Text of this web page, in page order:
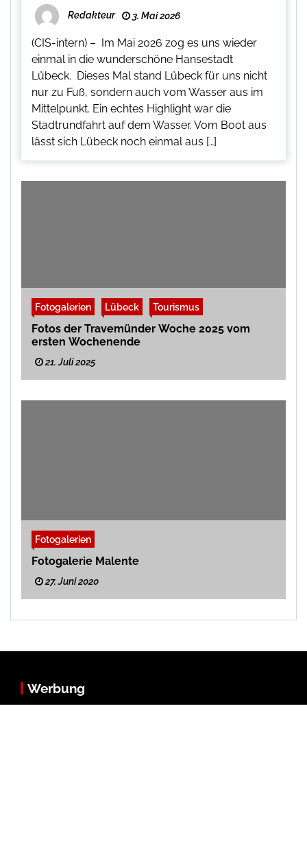
Redakteur 3. Mai 2026
(CIS-intern) – Im Mai 2026 zog es uns wieder
einmal in die wunderschöne Hansestadt
Lübeck. Dieses Mal stand Lübeck für uns nicht
nur zu Fuß, sondern auch vom Wasser aus im
Mittelpunkt. Ein echtes Highlight war die
Stadtrundfahrt auf dem Wasser. Vom Boot aus
lässt sich Lübeck noch einmal aus […]
Fotogalerien Lübeck Tourismus
Fotos der Travemünder Woche 2025 vom
ersten Wochenende
21. Juli 2025
Fotogalerien
Fotogalerie Malente
27. Juni 2020
Werbung